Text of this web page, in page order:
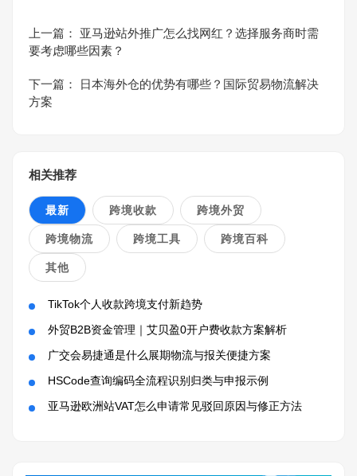
上一篇：
亚马逊站外推广怎么找网红？选择服务商时需
要考虑哪些因素？
下一篇：
日本海外仓的优势有哪些？国际贸易物流解决
方案
相关推荐
最新 跨境收款 跨境外贸
跨境物流 跨境工具 跨境百科
其他
TikTok个人收款跨境支付新趋势
外贸B2B资金管理｜艾贝盈0开户费收款方案解析
广交会易捷通是什么展期物流与报关便捷方案
HSCode查询编码全流程识别归类与申报示例
亚马逊欧洲站VAT怎么申请常见驳回原因与修正方法